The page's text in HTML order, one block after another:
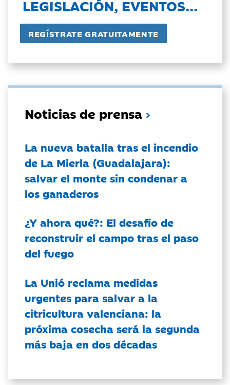
LEGISLACIÓN, EVENTOS...
Noticias de prensa
La nueva batalla tras el incendio
de La Mierla (Guadalajara):
salvar el monte sin condenar a
los ganaderos
¿Y ahora qué?: El desafío de
reconstruir el campo tras el paso
del fuego
La Unió reclama medidas
urgentes para salvar a la
citricultura valenciana: la
próxima cosecha será la segunda
más baja en dos décadas